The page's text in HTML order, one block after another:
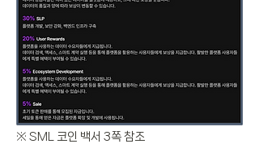
※ SML 코인 백서 3쪽 참조